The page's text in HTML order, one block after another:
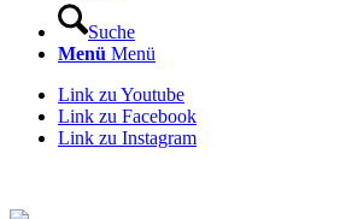
Suche
Menü Menü
Link zu Youtube
Link zu Facebook
Link zu Instagram